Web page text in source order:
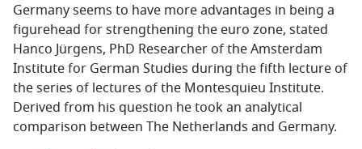
Germany seems to have more advantages in being a
figurehead for strengthening the euro zone, stated
Hanco Jürgens, PhD Researcher of the Amsterdam
Institute for German Studies during the fifth lecture of
the series of lectures of the Montesquieu Institute.
Derived from his question he took an analytical
comparison between The Netherlands and Germany.